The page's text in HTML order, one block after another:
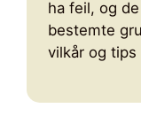
ha feil, og
bestemte
vilkår og tips